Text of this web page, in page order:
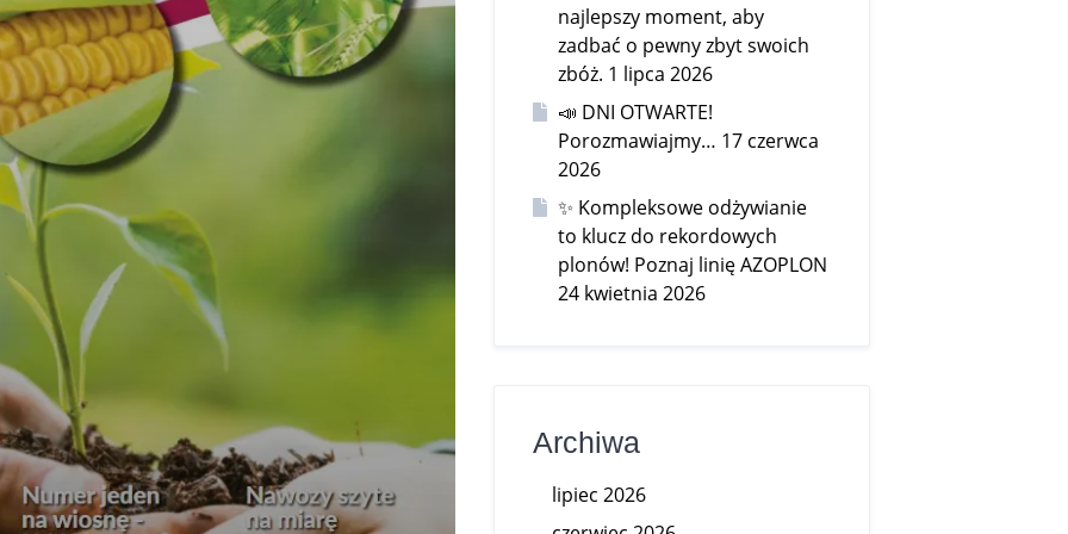
najlepszy moment, aby
zadbać o pewny zbyt swoich
zbóż. 1 lipca 2026
📣 DNI OTWARTE!
Porozmawiajmy… 17 czerwca
2026
✨ Kompleksowe odżywianie
to klucz do rekordowych
plonów! Poznaj linię AZOPLON
24 kwietnia 2026
Archiwa
lipiec 2026